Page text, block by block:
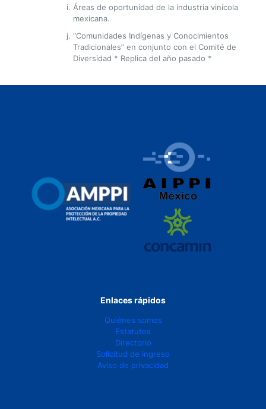
Áreas de oportunidad de la industria vinícola
mexicana.
“Comunidades Indígenas y Conocimientos
Tradicionales” en conjunto con el Comité de
Diversidad * Replica del año pasado *
Enlaces rápidos
Quiénes somos
Estatutos
Directorio
Solicitud de ingreso
Aviso de privacidad